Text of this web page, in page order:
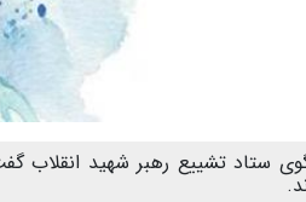
ستاد تشییع رهبر شهید انقلاب